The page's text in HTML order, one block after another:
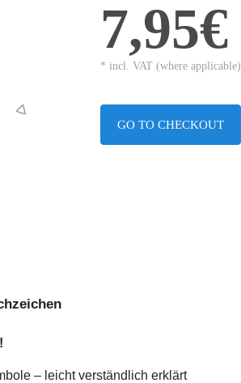
7,95€
* incl. VAT (where applicable)
GO TO CHECKOUT
– leicht verständlich erklärt